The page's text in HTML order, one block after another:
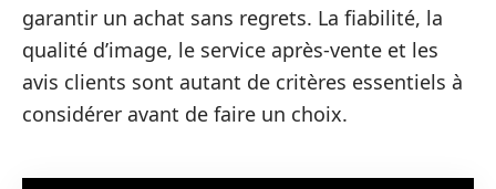
garantir un achat sans regrets. La fiabilité, la
qualité d’image, le service après-vente et les
avis clients sont autant de critères essentiels à
considérer avant de faire un choix.